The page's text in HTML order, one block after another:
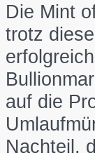
Die Mint
trotz
auf die
Nachteil,